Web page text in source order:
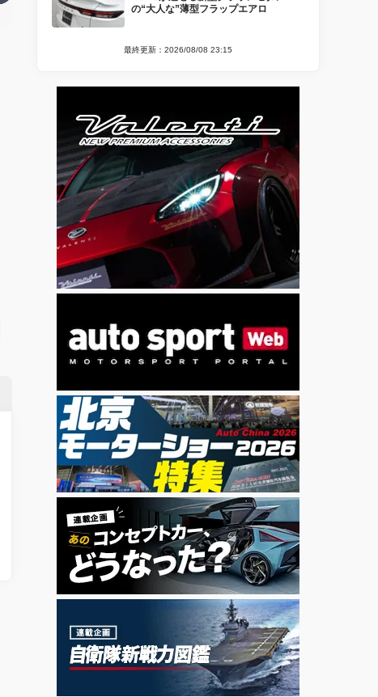
の“大人な”薄型フラップエアロ
最終更新：2026/08/08 23:15